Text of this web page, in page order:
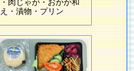
・肉じゃが・おかか和
え・漬物・プリン